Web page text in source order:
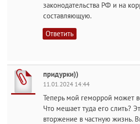
законодательства РФ и на
составляющую.
Ответить
придурки))
11.01.2024 14:44
Теперь мой геморрой может
Что мешает туда его слить?
вторжение в частную жизнь.